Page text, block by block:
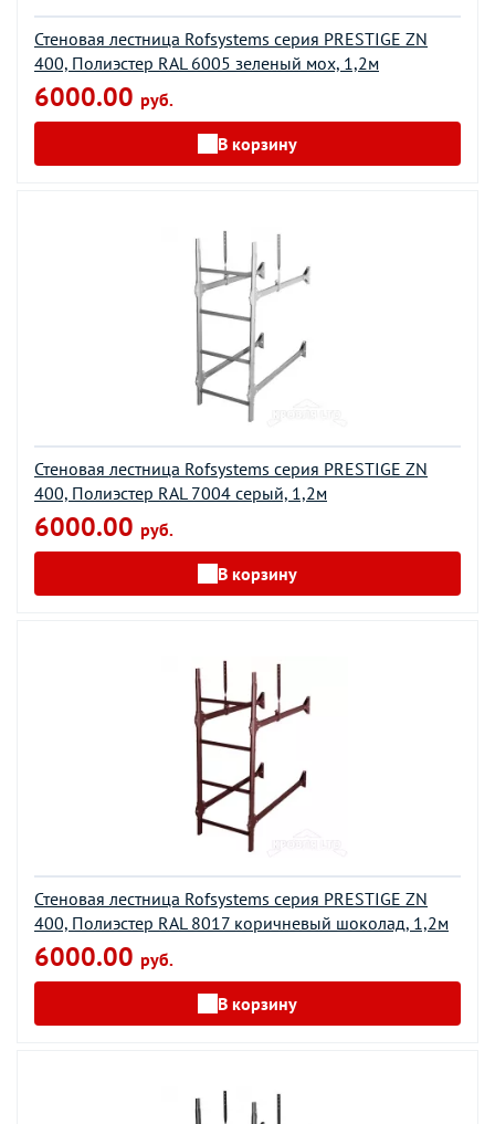
Стеновая лестница Rofsystems серия PRESTIGE ZN
400, Полиэстер RAL 6005 зеленый мох, 1,2м
6000.00 руб.
В корзину
Стеновая лестница Rofsystems серия PRESTIGE ZN
400, Полиэстер RAL 7004 серый, 1,2м
6000.00 руб.
В корзину
Стеновая лестница Rofsystems серия PRESTIGE ZN
400, Полиэстер RAL 8017 коричневый шоколад, 1,2м
6000.00 руб.
В корзину